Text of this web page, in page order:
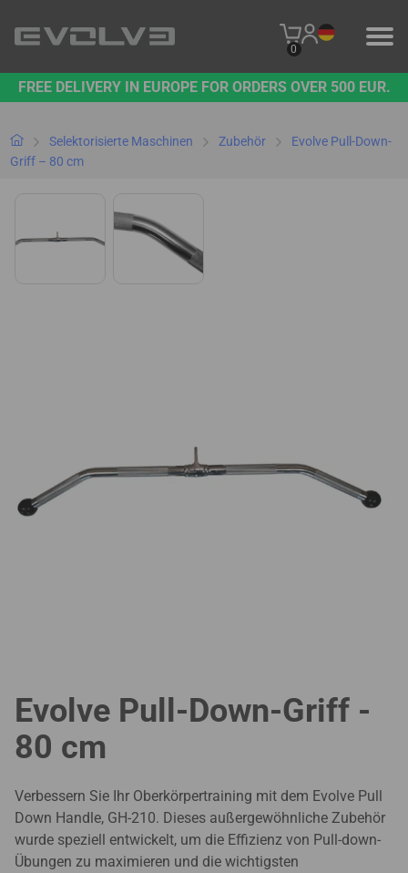
0
PRODUKTE
UNSERE MARKE
B2B-PLATTFORM
FREE DELIVERY IN EUROPE FOR ORDERS OVER 500 EUR.
Selektorisierte Maschinen Zubehör
Evolve Pull-Down-
Griff – 80 cm
Evolve Pull-Down-Griff -
80 cm
Verbessern Sie Ihr Oberkörpertraining mit dem Evolve Pull
Down Handle, GH-210. Dieses außergewöhnliche Zubehör
wurde speziell entwickelt, um die Effizienz von Pull-down-
Übungen zu maximieren und die wichtigsten